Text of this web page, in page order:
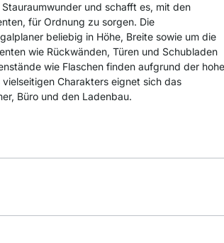
und schafft es, mit den
für Ordnung zu sorgen. Die
beliebig in Höhe, Breite sowie um die
wie Rückwänden, Türen und Schubladen
wie Flaschen finden aufgrund der
Charakters eignet sich das
Büro und den Ladenbau.